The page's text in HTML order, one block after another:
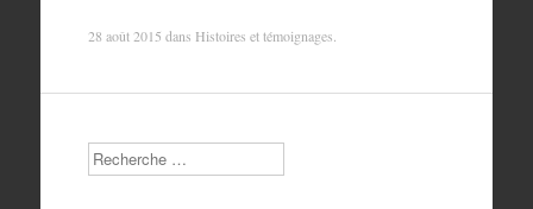
28 août 2015 dans Histoires et témoignages
Search